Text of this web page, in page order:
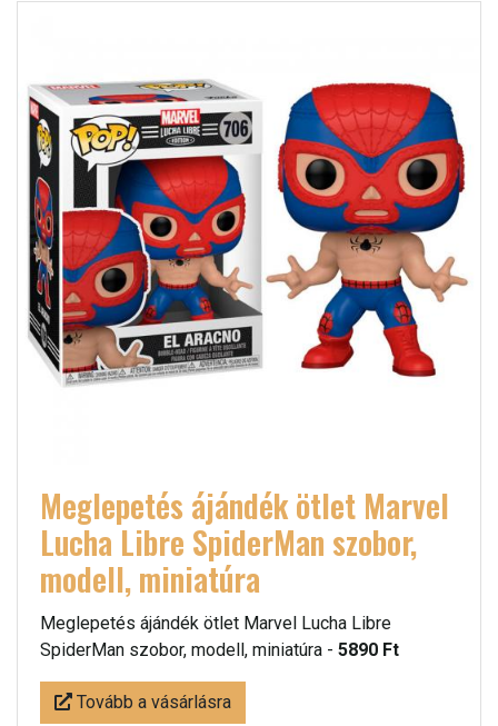
Meglepetés ájándék ötlet Marvel
Lucha Libre SpiderMan szobor,
modell, miniatúra
Meglepetés ájándék ötlet Marvel Lucha Libre
SpiderMan szobor, modell, miniatúra - 5890 Ft
Tovább a vásárlásra